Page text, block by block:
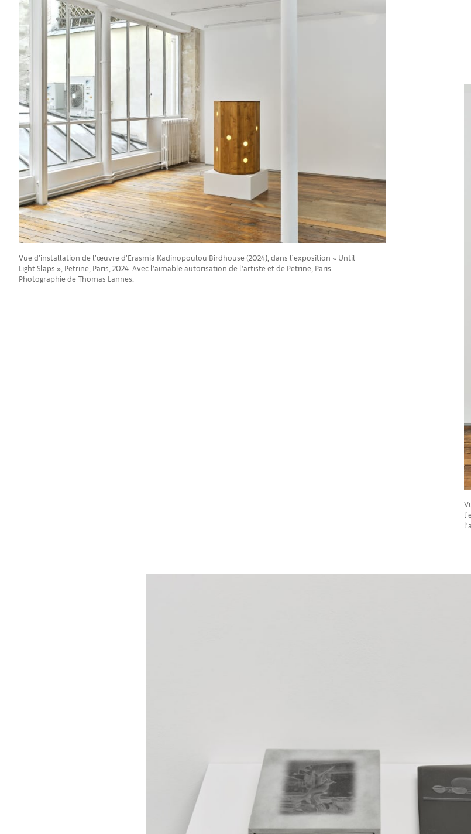
Vue d’installation de l’œuvre d’Erasmia Kadinopoulou Birdhouse (2024), dans l’exposition « Until
Light Slaps », Petrine, Paris, 2024. Avec l’aimable autorisation de l’artiste et de Petrine, Paris.
Photographie de Thomas Lannes.